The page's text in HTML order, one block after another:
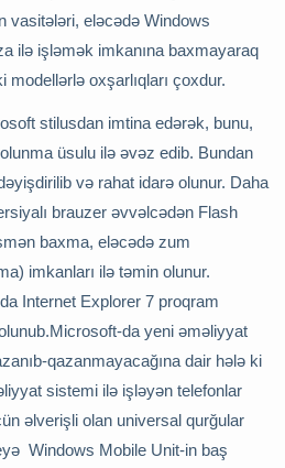
vasitələri, eləcədə Windows
ilə işləmək imkanına baxmayaraq
oxşarlıqları çoxdur.
stilusdan imtina edərək, bunu,
üsulu ilə əvəz edib. Bundan
və rahat idarə olunur. Daha
brauzer əvvəlcədən Flash
baxma, eləcədə zum
imkanları ilə təmin olunur.
Internet Explorer 7 proqram
da yeni əməliyyat
qazanmayacağına dair hələ ki
sistemi ilə işləyən telefonlar
əlverişli olan universal qurğular
Windows Mobile Unit-in baş